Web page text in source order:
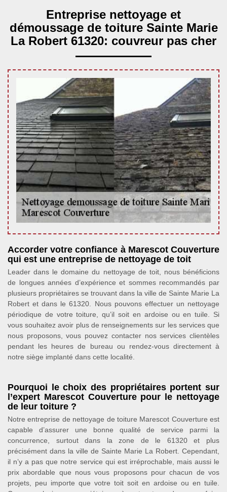
Entreprise nettoyage et
démoussage de toiture Sainte Marie
La Robert 61320: couvreur pas cher
Accorder votre confiance à Marescot Couverture
qui est une entreprise de nettoyage de toit
Leader dans le domaine du nettoyage de toit, nous bénéficions
de longues années d’expérience et sommes recommandés par
plusieurs propriétaires se trouvant dans la ville de Sainte Marie La
Robert et dans le 61320. Nous pouvons effectuer un nettoyage
périodique de votre toiture, qu’il soit en ardoise ou en tuile. Si
vous souhaitez avoir plus de renseignements sur les services que
nous proposons, vous pouvez contacter nos services clientèles
pendant les heures de bureau ou rendez-vous directement à
notre siège implanté dans cette localité.
Pourquoi le choix des propriétaires portent sur
l’expert Marescot Couverture pour le nettoyage
de leur toiture ?
Notre entreprise de nettoyage de toiture Marescot Couverture est
capable d’assurer une bonne qualité de service parmi la
concurrence, surtout dans la zone de le 61320 et plus
précisément dans la ville de Sainte Marie La Robert. Cependant,
il n’y a pas que notre service qui est irréprochable, mais aussi le
prix abordable que nous vous proposons pour chacun de vos
projets, peu importe que votre toit soit en ardoise ou en tuile.